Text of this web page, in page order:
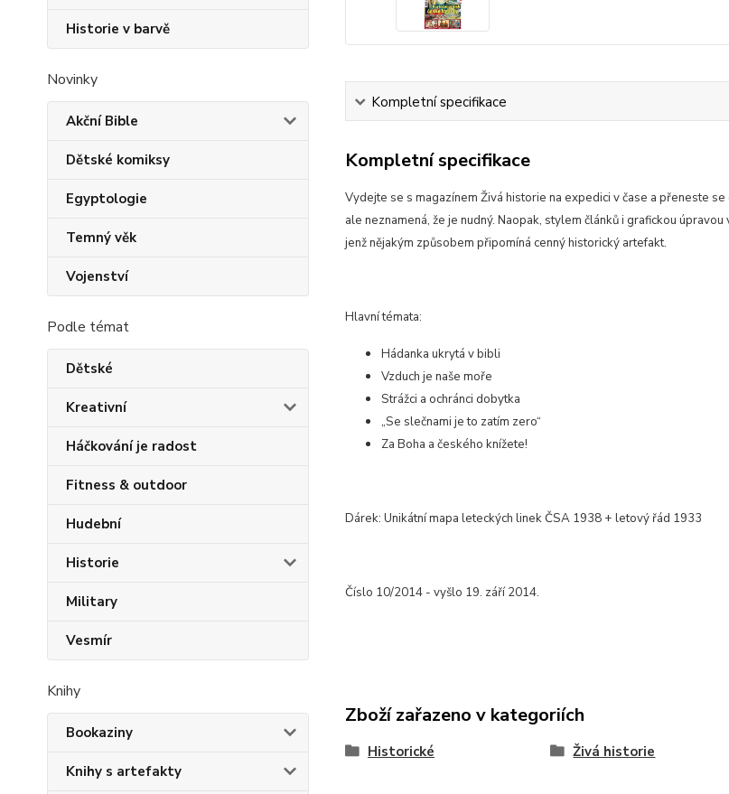
Historie v barvě
Novinky
Akční Bible
Dětské komiksy
Egyptologie
Temný věk
Vojenství
Podle témat
Dětské
Kreativní
Háčkování je radost
Fitness & outdoor
Hudební
Historie
Military
Vesmír
Knihy
Bookaziny
Knihy s artefakty
Kompletní specifikace
Kompletní specifikace
Vydejte se s magazínem Živá historie na expedici v čase a přeneste
ale neznamená, že je nudný. Naopak, stylem článků i grafickou úpravou
jenž nějakým způsobem připomíná cenný historický artefakt.
Hlavní témata:
Hádanka ukrytá v bibli
Vzduch je naše moře
Strážci a ochránci dobytka
„Se slečnami je to zatím zero“
Za Boha a českého knížete!
Dárek: Unikátní mapa leteckých linek ČSA 1938 + letový řád 1933
Číslo 10/2014 - vyšlo 19. září 2014.
Zboží zařazeno v kategoriích
Historické Živá historie